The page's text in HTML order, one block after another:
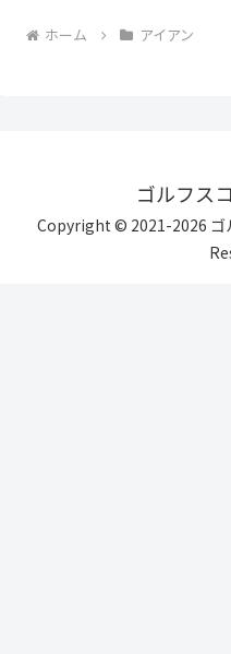
ホーム アイアン
ゴルフス
Copyright © 2021-2026 ゴ